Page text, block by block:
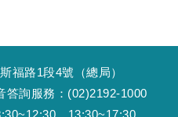
福路1段4號（總局）
答詢服務：(02)2192-1000
、13:30~17:30